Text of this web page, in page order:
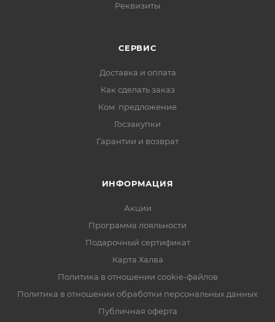
Реквизиты
СЕРВИС
Доставка и оплата
Как сделать заказ
Ком. предложение
Госзакупки
Гарантии и возврат
ИНФОРМАЦИЯ
Акции
Программа лояльности
Подарочный сертификат
Карта Халва
Политика в отношении cookie-файлов
Политика в отношении обработки персональных данных
Публичная оферта